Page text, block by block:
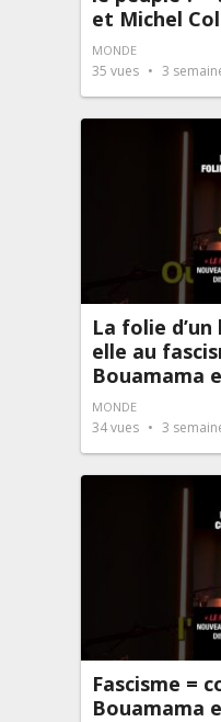
et Michel
MONDE
35 vues 3
La folie
elle au
Bouamama
MONDE
34vues 3
Fascisme =
Bouamama